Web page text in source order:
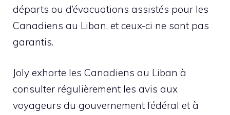
départs ou d’évacuations assistés pour les
Canadiens au Liban, et ceux-ci ne sont pas
garantis.
Joly exhorte les Canadiens au Liban à
consulter régulièrement les avis aux
voyageurs du gouvernement fédéral et à